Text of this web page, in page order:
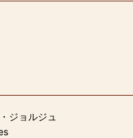
ジョルジュ